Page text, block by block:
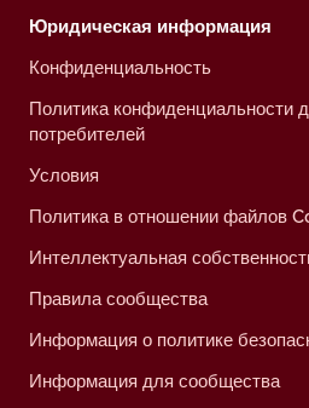
Юридическая информация
Конфиденциальность
Политика конфиденциальности
потребителей
Условия
Политика в отношении файлов
Интеллектуальная
Правила сообщества
Информация о политике
Информация для сообщества